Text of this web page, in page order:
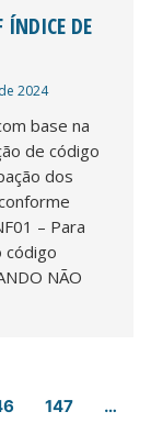
ÍNDICE DE
2024
base na
de código
dos
– Para
código
NÃO
147
…